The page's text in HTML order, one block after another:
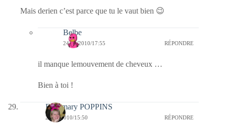
Mais derien c’est parce que tu le vaut bien 😉
Belbe
24/10/2010/17:55 RÉPONDRE
il manque lemouvement de cheveux …
Bien à toi !
Fabymary POPPINS
24/10/2010/15:50 RÉPONDRE